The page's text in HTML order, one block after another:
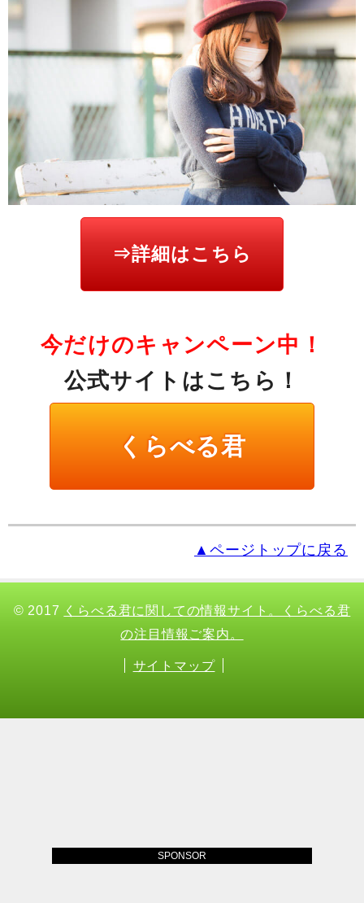
⇒詳細はこちら
今だけのキャンペーン中！
公式サイトはこちら！
くらべる君
▲ページトップに戻る
© 2017 くらべる君に関しての情報サイト。くらべる君
の注目情報ご案内。
サイトマップ
SPONSOR